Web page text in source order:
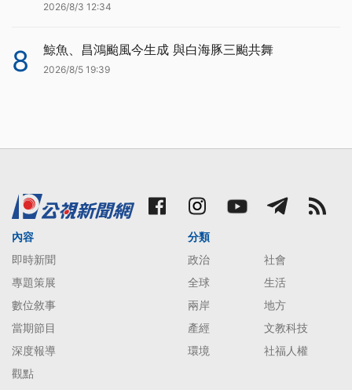
2026/8/3 12:34
8 鯨魚、昌鴻颱風今生成 與白海豚三颱共舞
2026/8/5 19:39
內容
即時新聞
專題策展
數位敘事
當期節目
深度報導
觀點
分類
政治
社會
全球
生活
兩岸
地方
產經
文教科技
環境
社福人權